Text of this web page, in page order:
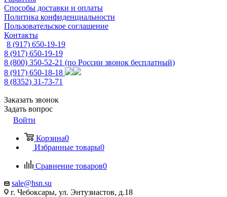
Способы доставки и оплаты
Политика конфиденциальности
Пользовательское соглашение
Контакты
8 (917) 650-19-19
8 (917) 650-19-19
8 (800) 350-52-21 (по России звонок бесплатный)
8 (917) 650-18-18
8 (8352) 31-73-71
Заказать звонок
Задать вопрос
Войти
Корзина0
Избранные товары0
Сравнение товаров0
sale@hsn.su
г. Чебоксары, ул. Энтузиастов, д.18